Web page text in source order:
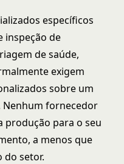
específicos
inspeção de
de saúde,
exigem
sobre um
Nenhum fornecedor
para o seu
a menos que
do setor.